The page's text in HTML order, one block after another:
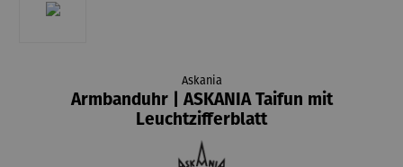
Askania
Armbanduhr | ASKANIA Taifun mit
Leuchtzifferblatt